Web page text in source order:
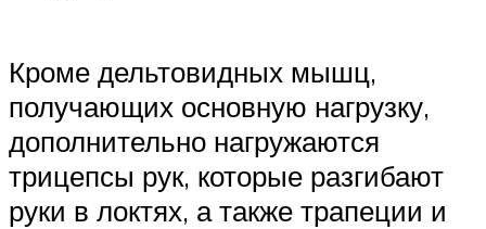
Кроме дельтовидных мышц,
получающих основную нагрузку,
дополнительно нагружаются
трицепсы рук, которые разгибают
руки в локтях, а также трапеции и